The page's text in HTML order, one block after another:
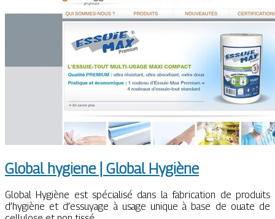
Global hygiene | Global Hygiène
Global Hygiène est spécialisé dans la fabrication de produits
d’hygiène et d’essuyage à usage unique à base de ouate de